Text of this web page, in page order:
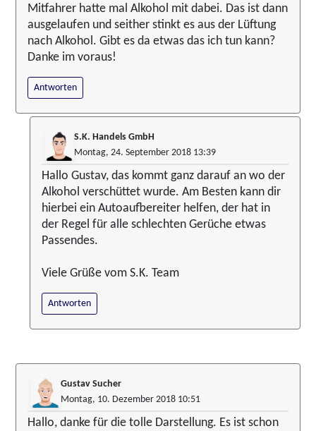
Mitfahrer hatte mal Alkohol mit dabei. Das ist dann
ausgelaufen und seither stinkt es aus der Lüftung
nach Alkohol. Gibt es da etwas das ich tun kann?
Danke im voraus!
Antworten
S.K. Handels GmbH
Montag, 24. September 2018 13:39
Hallo Gustav, das kommt ganz darauf an wo der
Alkohol verschüttet wurde. Am Besten kann dir
hierbei ein Autoaufbereiter helfen, der hat in
der Regel für alle schlechten Gerüche etwas
Passendes.
Viele Grüße vom S.K. Team
Antworten
Gustav Sucher
Montag, 10. Dezember 2018 10:51
Hallo, danke für die tolle Darstellung. Es ist schon